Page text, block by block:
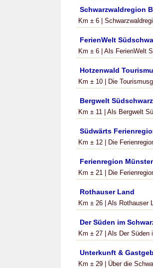
Schwarzwaldregion
Km ± 6 |
FerienWelt
Km ± 6 | Als FerienWelt
Hotzenwald
Km ± 10 | Die
Bergwelt
Km ± 11 | Als Bergwelt
Südwärts
Km ± 12 | Die
Ferienregion
Km ± 21 | Die
Rothauser Land
Km ± 26 | Als Rothauser
Der Süden im
Km ± 27 | Als Der
Unterkunft &
Km ± 29 | Über die